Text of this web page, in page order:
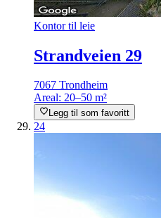
Kontor til leie
Strandveien 29
7067 Trondheim
Areal: 20–50 m²
Legg til som favoritt
24